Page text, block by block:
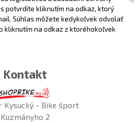
potvrdíte kliknutím na odkaz, ktorý
Súhlas môžete kedykoľvek odvolať
kliknutím na odkaz z ktoréhokoľvek
Kontakt
Kysucký - Bike šport
Kuzmányho 2